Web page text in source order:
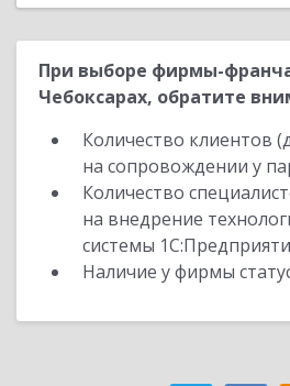
При выборе фирмы-
Чебоксарах, обратите
Количество клиентов
на сопровождении у
Количество
на внедрение
системы
Наличие у фирмы